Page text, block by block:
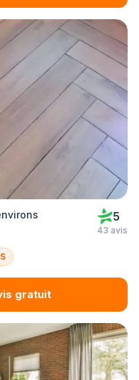
5
43 avis
gratuit